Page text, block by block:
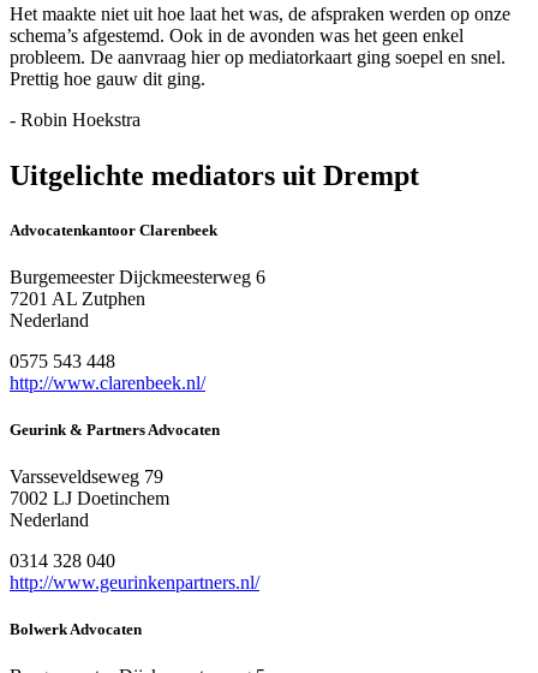
Het maakte niet uit hoe laat het was, de afspraken werden op onze
schema’s afgestemd. Ook in de avonden was het geen enkel
probleem. De aanvraag hier op mediatorkaart ging soepel en snel.
Prettig hoe gauw dit ging.
- Robin Hoekstra
Uitgelichte mediators uit Drempt
Advocatenkantoor Clarenbeek
Burgemeester Dijckmeesterweg 6
7201 AL Zutphen
Nederland
0575 543 448
http://www.clarenbeek.nl/
Geurink & Partners Advocaten
Varsseveldseweg 79
7002 LJ Doetinchem
Nederland
0314 328 040
http://www.geurinkenpartners.nl/
Bolwerk Advocaten